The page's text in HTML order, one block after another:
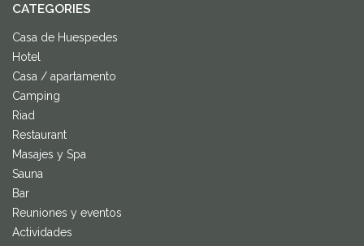
CATEGORIES
Casa de Huespedes
Hotel
Casa / apartamento
Camping
Riad
Restaurant
Masajes y Spa
Sauna
Bar
Reuniones y eventos
Actividades